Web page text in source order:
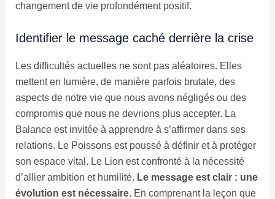
changement de vie profondément positif.
Identifier le message caché derrière la crise
Les difficultés actuelles ne sont pas aléatoires. Elles
mettent en lumière, de manière parfois brutale, des
aspects de notre vie que nous avons négligés ou des
compromis que nous ne devrions plus accepter. La
Balance est invitée à apprendre à s’affirmer dans ses
relations. Le Poissons est poussé à définir et à protéger
son espace vital. Le Lion est confronté à la nécessité
d’allier ambition et humilité. Le message est clair : une
évolution est nécessaire. En comprenant la leçon que